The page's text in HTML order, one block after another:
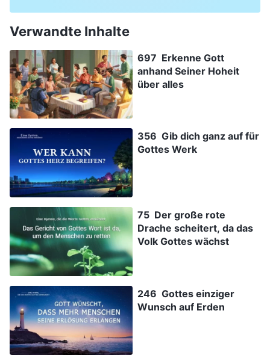
Verwandte Inhalte
697 Erkenne Gott
anhand Seiner Hoheit
über alles
356 Gib dich ganz auf für
Gottes Werk
75 Der große rote
Drache scheitert, da das
Volk Gottes wächst
246 Gottes einziger
Wunsch auf Erden